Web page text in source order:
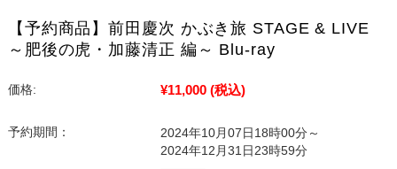
【予約商品】前田慶次 かぶき旅 STAGE & LIVE
～肥後の虎・加藤清正 編～ Blu-ray
価格: ¥11,000 (税込)
予約期間：
2024年10月07日18時00分～
2024年12月31日23時59分